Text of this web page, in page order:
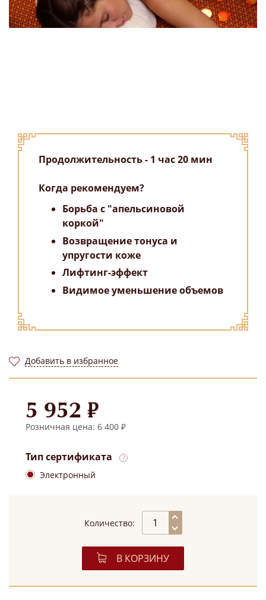
Продолжительность - 1 час 20 мин
Когда рекомендуем?
Борьба с "апельсиновой
коркой"
Возвращение тонуса и
упругости коже
Лифтинг-эффект
Видимое уменьшение объемов
Добавить в избранное
5 952 ₽
Розничная цена: 6 400 ₽
Тип сертификата
Электронный
Количество:
В КОРЗИНУ